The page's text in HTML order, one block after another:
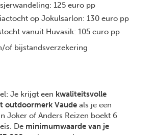
125 euro pp
op Jokulsarlon: 130 euro pp
vanuit Huvasik: 105 euro pp
of bijstandsverzekering
Je krijgt een kwaliteitsvolle
outdoormerk Vaude als je een
Joker of Anders Reizen boekt 6
De minimumwaarde van je